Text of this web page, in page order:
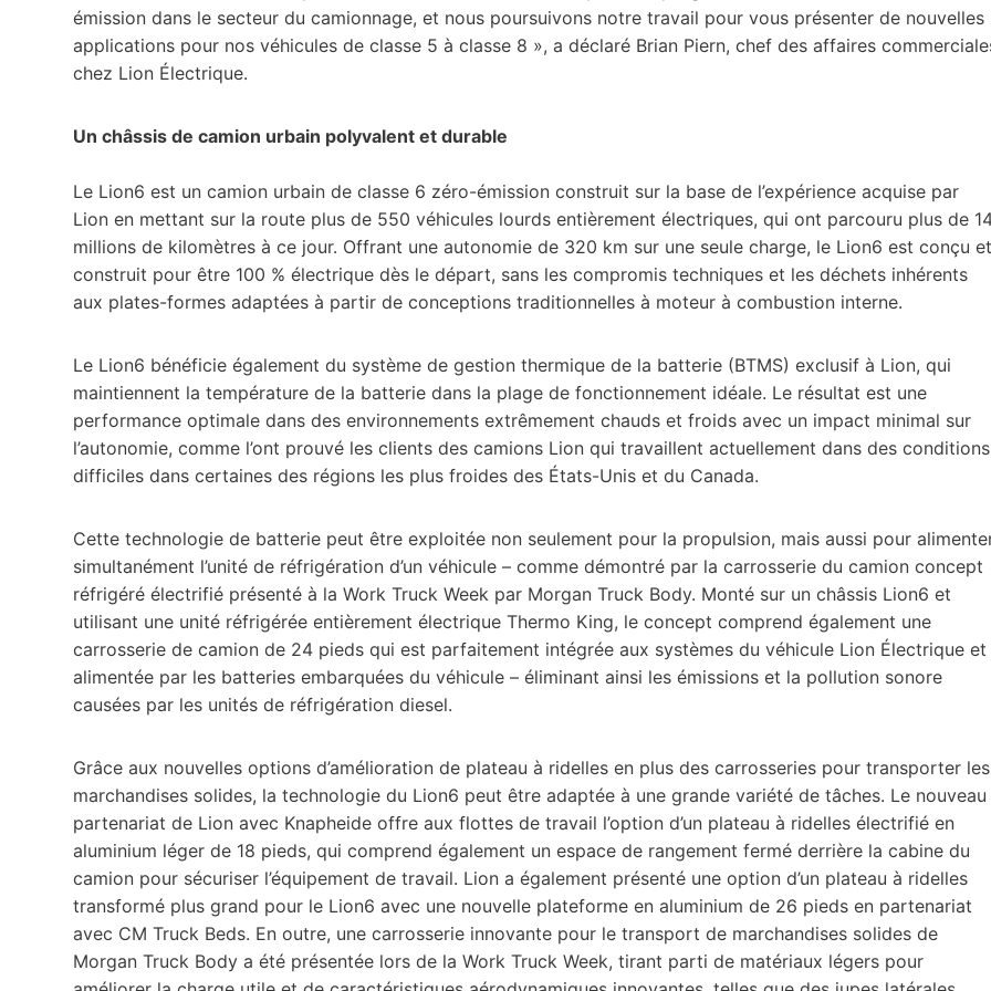
émission dans le secteur du camionnage, et nous poursuivons notre travail pour vous présenter de nouvelles
applications pour nos véhicules de classe 5 à classe 8 », a déclaré Brian Piern, chef des affaires
chez Lion Électrique.
Un châssis de camion urbain polyvalent et durable
Le Lion6 est un camion urbain de classe 6 zéro-émission construit sur la base de l’expérience acquise par
Lion en mettant sur la route plus de 550 véhicules lourds entièrement électriques, qui ont parcouru plus de
millions de kilomètres à ce jour. Offrant une autonomie de 320 km sur une seule charge, le Lion6 est conçu et
construit pour être 100 % électrique dès le départ, sans les compromis techniques et les déchets inhérents
aux plates-formes adaptées à partir de conceptions traditionnelles à moteur à combustion interne.
Le Lion6 bénéficie également du système de gestion thermique de la batterie (BTMS) exclusif à Lion, qui
maintiennent la température de la batterie dans la plage de fonctionnement idéale. Le résultat est une
performance optimale dans des environnements extrêmement chauds et froids avec un impact minimal sur
l’autonomie, comme l’ont prouvé les clients des camions Lion qui travaillent actuellement dans des conditions
difficiles dans certaines des régions les plus froides des États-Unis et du Canada.
Cette technologie de batterie peut être exploitée non seulement pour la propulsion, mais aussi pour
simultanément l’unité de réfrigération d’un véhicule – comme démontré par la carrosserie du camion concept
réfrigéré électrifié présenté à la Work Truck Week par Morgan Truck Body. Monté sur un châssis Lion6 et
utilisant une unité réfrigérée entièrement électrique Thermo King, le concept comprend également une
carrosserie de camion de 24 pieds qui est parfaitement intégrée aux systèmes du véhicule Lion Électrique et
alimentée par les batteries embarquées du véhicule – éliminant ainsi les émissions et la pollution sonore
causées par les unités de réfrigération diesel.
Grâce aux nouvelles options d’amélioration de plateau à ridelles en plus des carrosseries pour transporter les
marchandises solides, la technologie du Lion6 peut être adaptée à une grande variété de tâches. Le nouveau
partenariat de Lion avec Knapheide offre aux flottes de travail l’option d’un plateau à ridelles électrifié en
aluminium léger de 18 pieds, qui comprend également un espace de rangement fermé derrière la cabine du
camion pour sécuriser l’équipement de travail. Lion a également présenté une option d’un plateau à ridelles
transformé plus grand pour le Lion6 avec une nouvelle plateforme en aluminium de 26 pieds en partenariat
avec CM Truck Beds. En outre, une carrosserie innovante pour le transport de marchandises solides de
Morgan Truck Body a été présentée lors de la Work Truck Week, tirant parti de matériaux légers pour